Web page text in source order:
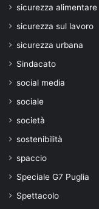
sicurezza alimentare
sicurezza sul lavoro
sicurezza urbana
Sindacato
social media
sociale
società
sostenibilità
spaccio
Speciale G7 Puglia
Spettacolo